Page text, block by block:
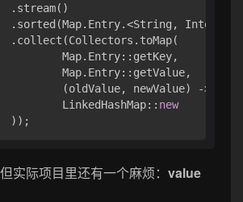
.stream()
.sorted(Map.Entry.<String,
.collect(Collectors.toMap(
Map.Entry::getKey,
Map.Entry::getValue,
(oldValue, newValue) ->
LinkedHashMap::
new
实际项目里还有一个麻烦： value